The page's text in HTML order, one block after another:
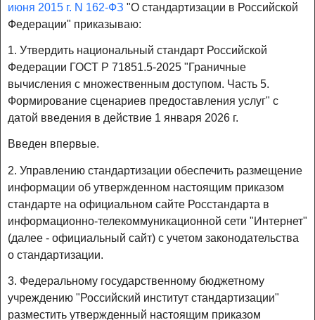
июня 2015 г. N 162-ФЗ "О стандартизации в Российской
Федерации" приказываю:
1. Утвердить национальный стандарт Российской
Федерации ГОСТ Р 71851.5-2025 "Граничные
вычисления с множественным доступом. Часть 5.
Формирование сценариев предоставления услуг" с
датой введения в действие 1 января 2026 г.
Введен впервые.
2. Управлению стандартизации обеспечить размещение
информации об утвержденном настоящим приказом
стандарте на официальном сайте Росстандарта в
информационно-телекоммуникационной сети "Интернет"
(далее - официальный сайт) с учетом законодательства
о стандартизации.
3. Федеральному государственному бюджетному
учреждению "Российский институт стандартизации"
разместить утвержденный настоящим приказом